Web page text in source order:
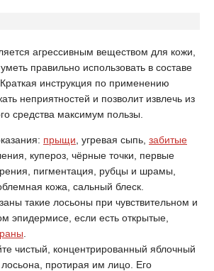
агрессивным веществом для кожи,
правильно использовать в составе
инструкция по применению
неприятностей и позволит извлечь из
средства максимум пользы.
прыщи , угревая сыпь, забитые
купероз, чёрные точки, первые
пигментация, рубцы и шрамы,
кожа, сальный блеск.
такие лосьоны при чувствительном и
эпидермисе, если есть открытые,
раны
чистый, концентрированный яблочный
лосьона, протирая им лицо. Его